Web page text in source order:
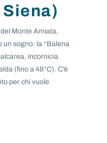
Monte Amiata,
un sogno: la “Balena
incornicia
(fino a 48°C). C’è
per chi vuole